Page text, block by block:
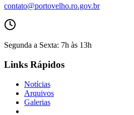
contato@portovelho.ro.gov.br
Segunda a Sexta: 7h às 13h
Links Rápidos
Notícias
Arquivos
Galerias